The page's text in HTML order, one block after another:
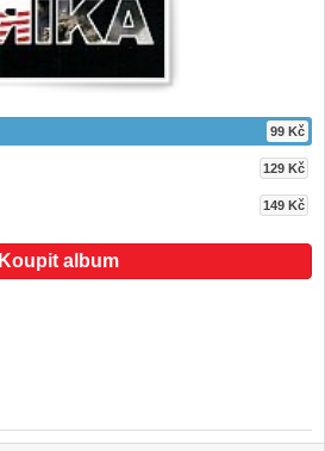
99 Kč
129 Kč
149 Kč
Koupit album